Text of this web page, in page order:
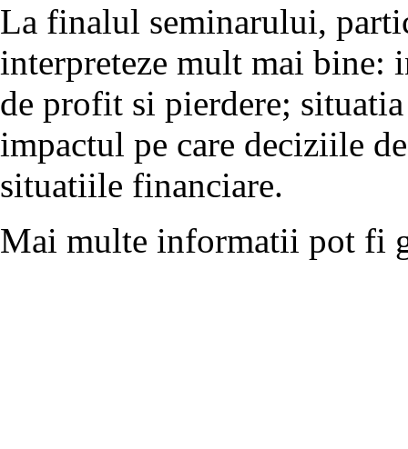
La finalul seminarului,
interpreteze mult mai
de profit si pierdere;
impactul pe care deciziile
situatiile financiare.
Mai multe informatii pot fi